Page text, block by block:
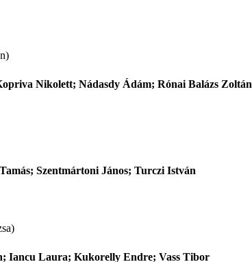
Nikolett; Nádasdy Ádám; Rónai Balázs Zoltán
Szentmártoni János; Turczi István
Iancu Laura; Kukorelly Endre; Vass Tibor